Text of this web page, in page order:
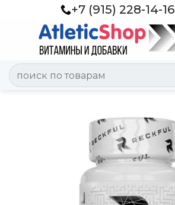
+7 (915) 228-14-16
Искать: